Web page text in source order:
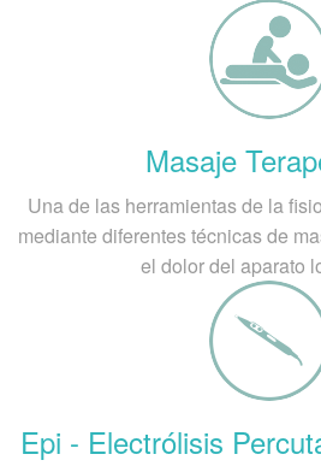
Masaje
Una de las herramientas de la
mediante diferentes técnicas de
el dolor del aparato
Epi - Electrólisis